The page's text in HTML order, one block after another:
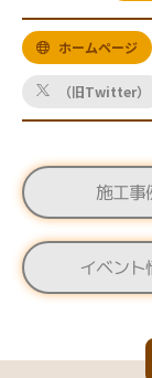
ホームページ
（旧Twitter）
施工事
イベント